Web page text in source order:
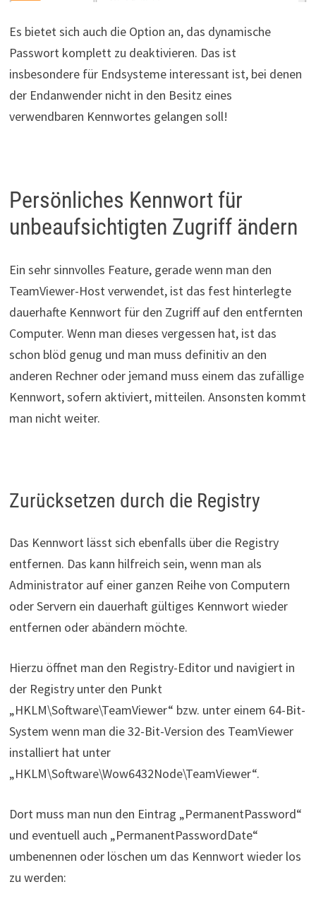
Es bietet sich auch die Option an, das dynamische
Passwort komplett zu deaktivieren. Das ist
insbesondere für Endsysteme interessant ist, bei denen
der Endanwender nicht in den Besitz eines
verwendbaren Kennwortes gelangen soll!
Persönliches Kennwort für
unbeaufsichtigten Zugriff ändern
Ein sehr sinnvolles Feature, gerade wenn man den
TeamViewer-Host verwendet, ist das fest hinterlegte
dauerhafte Kennwort für den Zugriff auf den entfernten
Computer. Wenn man dieses vergessen hat, ist das
schon blöd genug und man muss definitiv an den
anderen Rechner oder jemand muss einem das zufällige
Kennwort, sofern aktiviert, mitteilen. Ansonsten kommt
man nicht weiter.
Zurücksetzen durch die Registry
Das Kennwort lässt sich ebenfalls über die Registry
entfernen. Das kann hilfreich sein, wenn man als
Administrator auf einer ganzen Reihe von Computern
oder Servern ein dauerhaft gültiges Kennwort wieder
entfernen oder abändern möchte.
Hierzu öffnet man den Registry-Editor und navigiert in
der Registry unter den Punkt
„HKLM\Software\TeamViewer“ bzw. unter einem 64-Bit-
System wenn man die 32-Bit-Version des TeamViewer
installiert hat unter
„HKLM\Software\Wow6432Node\TeamViewer“.
Dort muss man nun den Eintrag „PermanentPassword“
und eventuell auch „PermanentPasswordDate“
umbenennen oder löschen um das Kennwort wieder los
zu werden: